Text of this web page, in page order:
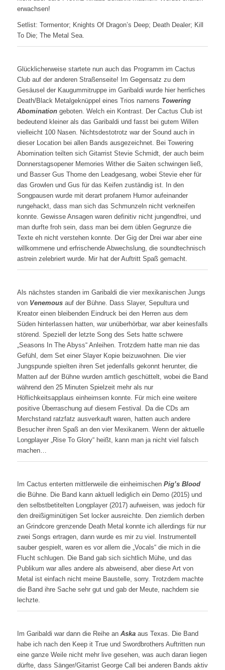
erwachsen!
Setlist: Tormentor; Knights Of Dragon’s Deep; Death Dealer; Kill
To Die; The Metal Sea.
Glücklicherweise startete nun auch das Programm im Cactus
Club auf der anderen Straßenseite! Im Gegensatz zu dem
Gesäusel der Kaugummitruppe im Garibaldi wurde hier herrliches
Death/Black Metalgeknüppel eines Trios namens Towering
Abominationgeboten. Welch ein Kontrast. Der Cactus Club ist
bedeutend kleiner als das Garibaldi und fasst bei gutem Willen
vielleicht 100 Nasen. Nichtsdestotrotz war der Sound auch in
dieser Location bei allen Bands ausgezeichnet. Bei Towering
Abomination teilten sich Gitarrist Stevie Schmidt, der auch beim
Donnerstagsopener Memories Wither die Saiten schwingen ließ,
und Basser Gus Thome den Leadgesang, wobei Stevie eher für
das Growlen und Gus für das Keifen zuständig ist. In den
Songpausen wurde mit derart profanem Humor aufeinander
rungehackt, dass man sich das Schmunzeln nicht verkneifen
konnte. Gewisse Ansagen waren definitiv nicht jungendfrei, und
man durfte froh sein, dass man bei dem üblen Gegrunze die
Texte eh nicht verstehen konnte. Der Gig der Drei war aber eine
willkommene und erfrischende Abwechslung, die soundtechnisch
astrein zelebriert wurde. Mir hat der Auftritt Spaß gemacht.
Als nächstes standen im Garibaldi die vier mexikanischen Jungs
von Venemousauf der Bühne. Dass Slayer, Sepultura und
Kreator einen bleibenden Eindruck bei den Herren aus dem
Süden hinterlassen hatten, war unüberhörbar, war aber keinesfalls
störend. Speziell der letzte Song des Sets hatte schwere
„Seasons In The Abyss“ Anleihen. Trotzdem hatte man nie das
Gefühl, dem Set einer Slayer Kopie beizuwohnen. Die vier
Jungspunde spielten ihren Set jedenfalls gekonnt herunter, die
Matten auf der Bühne wurden amtlich geschüttelt, wobei die Band
während den 25 Minuten Spielzeit mehr als nur
Höflichkeitsapplaus einheimsen konnte. Für mich eine weitere
positive Überraschung auf diesem Festival. Da die CDs am
Merchstand ratzfatz ausverkauft waren, hatten auch andere
Besucher ihren Spaß an den vier Mexikanern. Wenn der aktuelle
Longplayer „Rise To Glory“ heißt, kann man ja nicht viel falsch
machen…
Im Cactus enterten mittlerweile die einheimischen Pig’s Blood
die Bühne. Die Band kann aktuell lediglich ein Demo (2015) und
den selbstbetitelten Longplayer (2017) aufweisen, was jedoch für
den dreißigminütigen Set locker ausreichte. Den ziemlich derben
an Grindcore grenzende Death Metal konnte ich allerdings für nur
zwei Songs ertragen, dann wurde es mir zu viel. Instrumentell
sauber gespielt, waren es vor allem die „Vocals“ die mich in die
Flucht schlugen. Die Band gab sich sichtlich Mühe, und das
Publikum war alles andere als abweisend, aber diese Art von
Metal ist einfach nicht meine Baustelle, sorry. Trotzdem machte
die Band ihre Sache sehr gut und gab der Meute, nachdem sie
lechzte.
Im Garibaldi war dann die Reihe an Askaaus Texas. Die Band
habe ich nach den Keep it True und Swordbrothers Auftritten nun
eine ganze Weile nicht mehr live gesehen, was auch daran liegen
dürfte, dass Sänger/Gitarrist George Call bei anderen Bands aktiv